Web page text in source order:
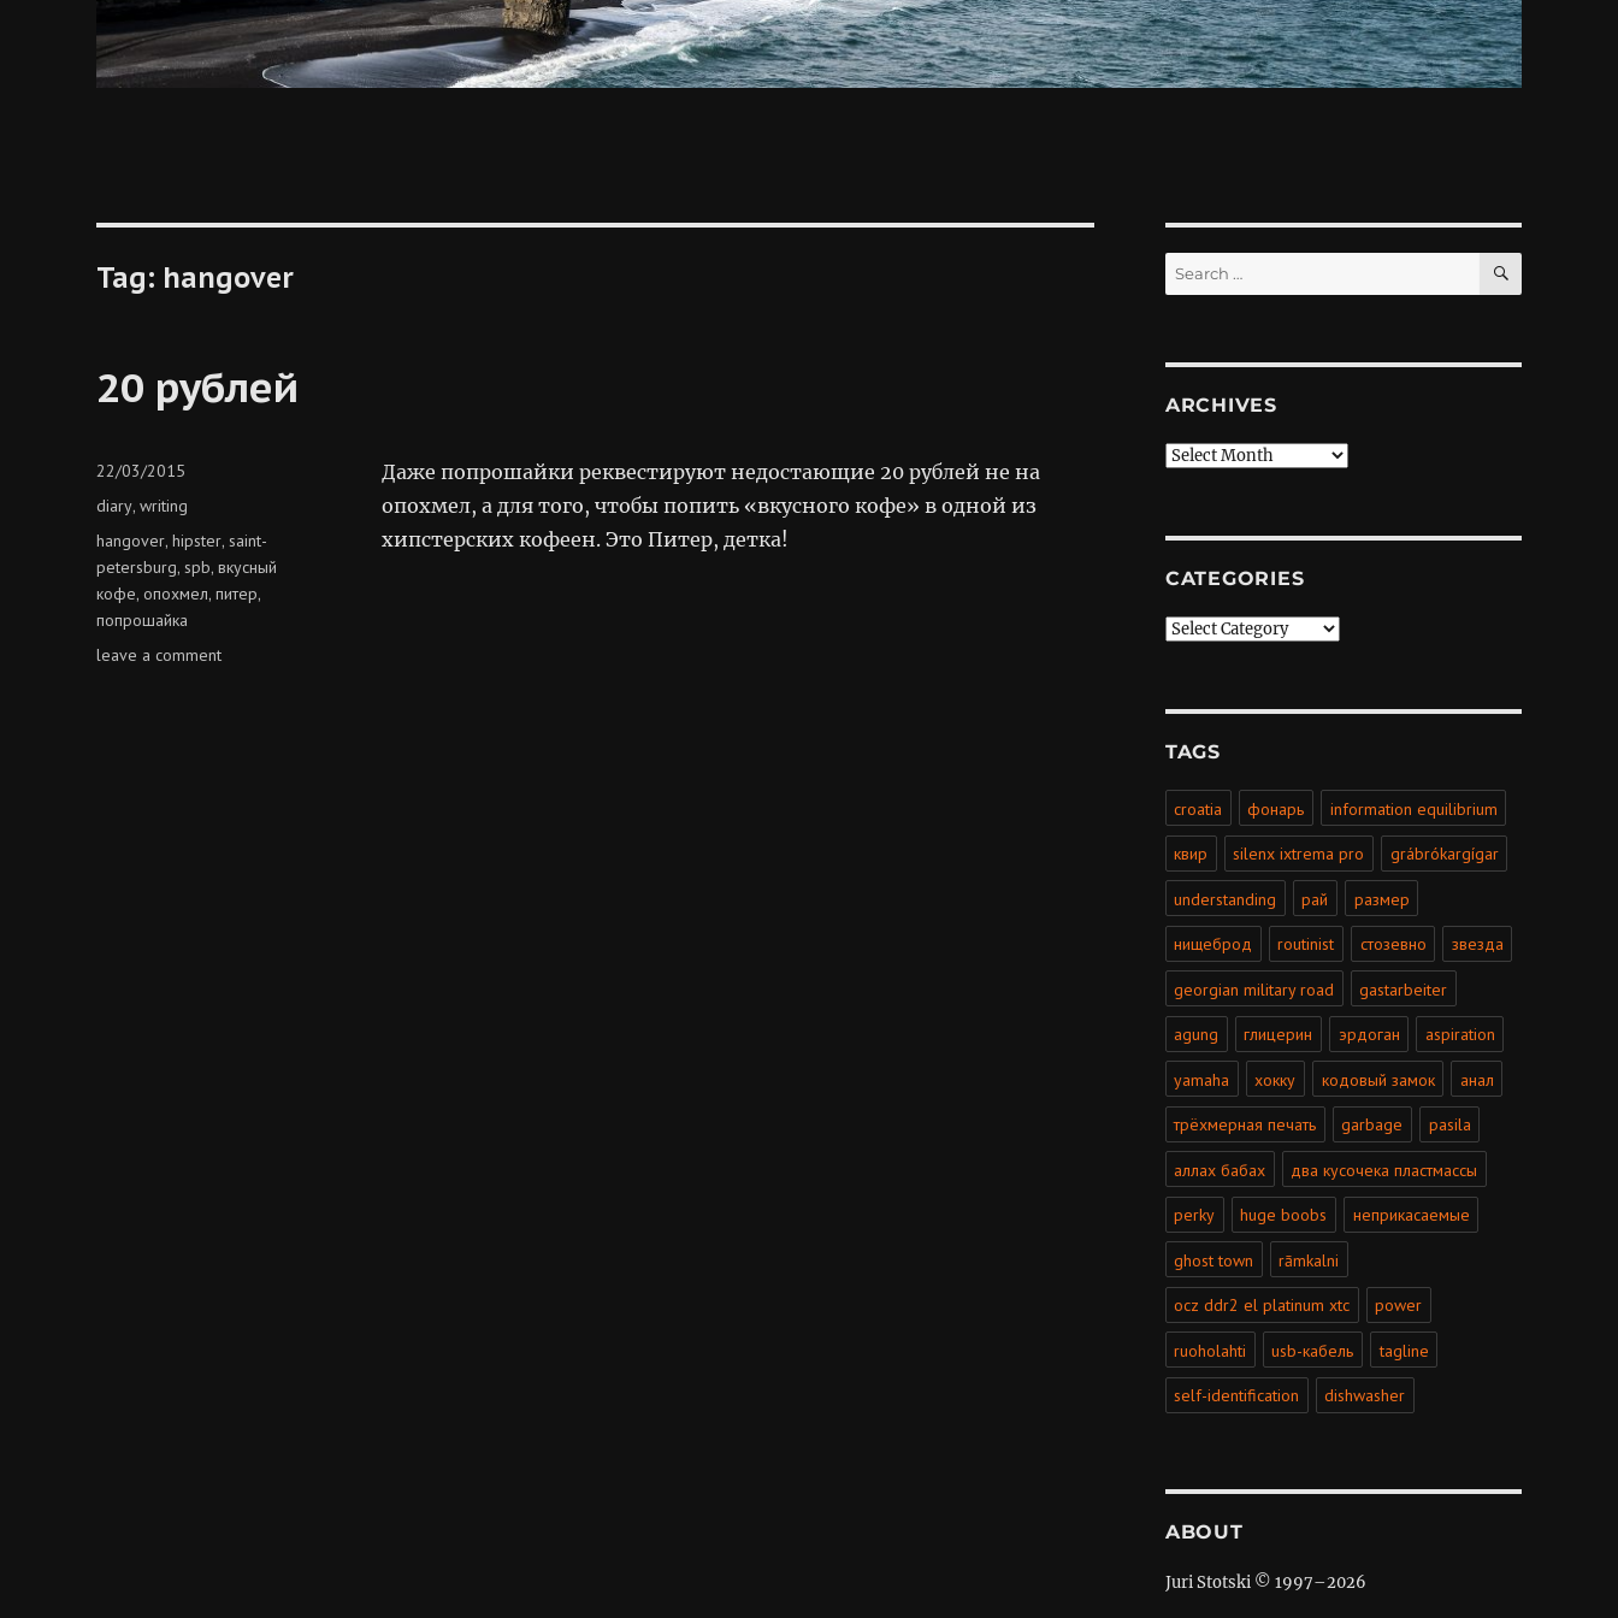
Tag: hangover
20 рублей
Даже попрошайки реквестируют недостающие 20 рублей не на
опохмел, а для того, чтобы попить «вкусного кофе» в одной из
хипстерских кофеен. Это Питер, детка!
Posted
22/03/2015
Categories
diary,writing
Tags
hangover,hipster, saint-
petersburg, spb,вкусный
кофе,опохмел,питер,
попрошайка
leave a commenton
Search
for:
SEARCH
ARCHIVES
Archives
CATEGORIES
Categories
TAGS
croatia фонарь information equilibrium
квир silenx ixtrema pro grábrókargígar
understanding рай размер
нищеброд routinist стозевно звезда
georgian military road gastarbeiter
agung глицерин эрдоган aspiration
yamaha хокку кодовый замок анал
трёхмерная печать garbage pasila
аллах бабах два кусочека пластмассы
perky huge boobs неприкасаемые
ghost town rāmkalni
ocz ddr2 el platinum xtc power
ruoholahti usb-кабель tagline
self-identification dishwasher
ABOUT
Juri Stotski © 1997–2026